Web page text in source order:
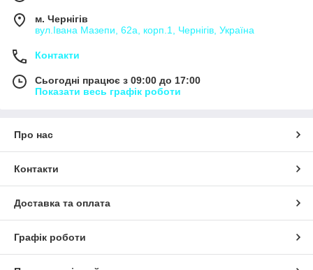
м. Чернігів
вул.Івана Мазепи, 62а, корп.1, Чернігів, Україна
Контакти
Сьогодні працює з 09:00 до 17:00
Показати весь графік роботи
Про нас
Контакти
Доставка та оплата
Графік роботи